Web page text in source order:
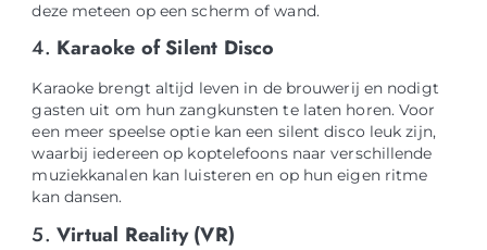
deze meteen op een scherm of wand.
4. Karaoke of Silent Disco
Karaoke brengt altijd leven in de brouwerij en nodigt
gasten uit om hun zangkunsten te laten horen. Voor
een meer speelse optie kan een silent disco leuk zijn,
waarbij iedereen op koptelefoons naar verschillende
muziekkanalen kan luisteren en op hun eigen ritme
kan dansen.
5.Virtual Reality (VR)